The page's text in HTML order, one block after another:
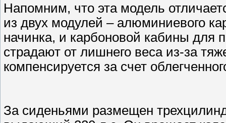
Напомним, что эта модель
из двух модулей – алюминиевого
начинка, и карбоновой кабины для
страдают от лишнего веса из-за
компенсируется за счет
За сиденьями размещен